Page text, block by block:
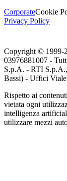
CorporateCookie
Privacy Policy
Copyright © 1999-
03976881007 -
S.p.A. - RTI
Bassi) - Uffici
Rispetto ai
vietata ogni
intelligenza
utilizzare mezzi